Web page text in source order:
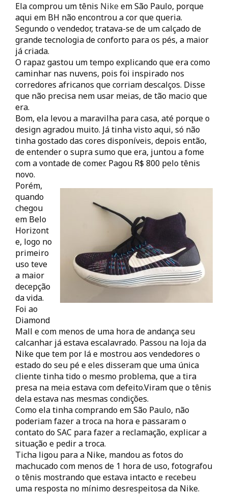
Ela comprou um tênis Nikeem São Paulo, porque
aqui em BH não encontrou a cor que queria.
Segundo o vendedor, tratava-se de um calçado de
grande tecnologia de conforto para os pés, a maior
já criada.
O rapaz gastou um tempo explicando que era como
caminhar nas nuvens, pois foi inspirado nos
corredores africanos que corriam descalços. Disse
que não precisa nem usar meias, de tão macio que
era.
Bom, ela levou a maravilha para casa, até porque o
design agradou muito. Já tinha visto aqui, só não
tinha gostado das cores disponíveis, depois então,
de entender o supra sumo que era, juntou a fome
com a vontade de comer. Pagou R$ 800 pelo tênis
novo.
Porém,
quando
chegou
em Belo
Horizont
e, logo no
primeiro
uso teve
a maior
decepção
da vida.
Foi ao
Diamond
Mall e com menos de uma hora de andança seu
calcanhar já estava escalavrado. Passou na loja da
Nike que tem por lá e mostrou aos vendedores o
estado do seu pé e eles disseram que uma única
cliente tinha tido o mesmo problema, que a tira
presa na meia estava com defeito.Viram que o tênis
dela estava nas mesmas condições.
Como ela tinha comprando em São Paulo, não
poderiam fazer a troca na hora e passaram o
contato do SAC para fazer a reclamação, explicar a
situação e pedir a troca.
Ticha ligou para a Nike, mandou as fotos do
machucado com menos de 1 hora de uso, fotografou
o tênis mostrando que estava intacto e recebeu
uma resposta no mínimo desrespeitosa da Nike.